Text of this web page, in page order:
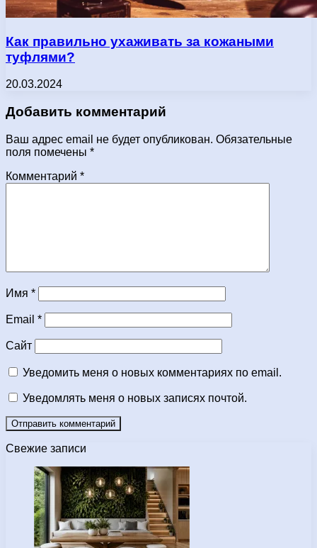
Как правильно ухаживать за кожаными
туфлями?
20.03.2024
Добавить комментарий
Ваш адрес email не будет опубликован. Обязательные
поля помечены *
Комментарий *
Имя *
Email *
Сайт
Уведомить меня о новых комментариях по email.
Уведомлять меня о новых записях почтой.
Свежие записи